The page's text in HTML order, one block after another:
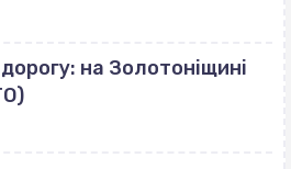
на Золотоніщині